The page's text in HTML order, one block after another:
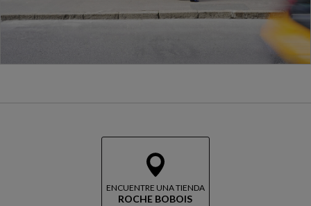
ENCUENTRE UNA TIENDA
ROCHE BOBOIS